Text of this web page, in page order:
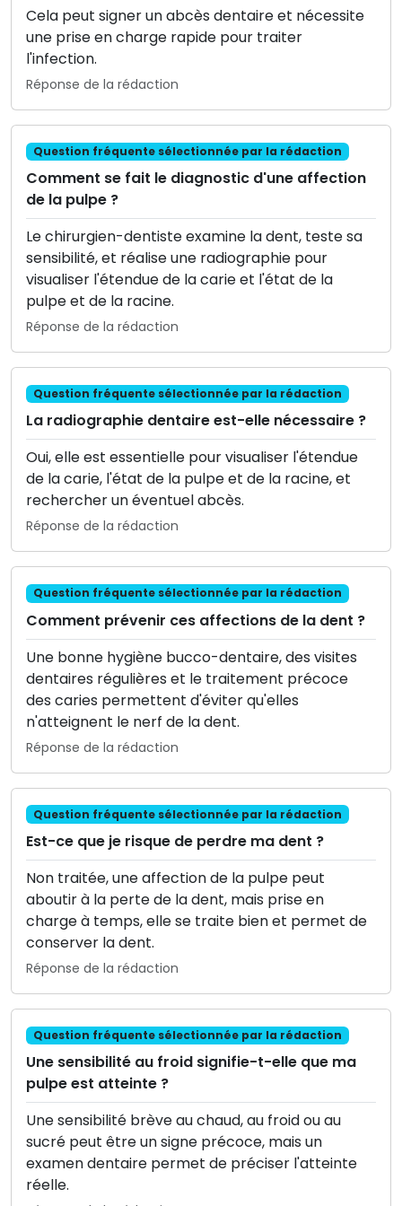
Cela peut signer un abcès dentaire et nécessite
une prise en charge rapide pour traiter
l'infection.
Réponse de la rédaction
Question fréquente sélectionnée par la rédaction
Comment se fait le diagnostic d'une affection
de la pulpe ?
Le chirurgien-dentiste examine la dent, teste sa
sensibilité, et réalise une radiographie pour
visualiser l'étendue de la carie et l'état de la
pulpe et de la racine.
Réponse de la rédaction
Question fréquente sélectionnée par la rédaction
La radiographie dentaire est-elle nécessaire ?
Oui, elle est essentielle pour visualiser l'étendue
de la carie, l'état de la pulpe et de la racine, et
rechercher un éventuel abcès.
Réponse de la rédaction
Question fréquente sélectionnée par la rédaction
Comment prévenir ces affections de la dent ?
Une bonne hygiène bucco-dentaire, des visites
dentaires régulières et le traitement précoce
des caries permettent d'éviter qu'elles
n'atteignent le nerf de la dent.
Réponse de la rédaction
Question fréquente sélectionnée par la rédaction
Est-ce que je risque de perdre ma dent ?
Non traitée, une affection de la pulpe peut
aboutir à la perte de la dent, mais prise en
charge à temps, elle se traite bien et permet de
conserver la dent.
Réponse de la rédaction
Question fréquente sélectionnée par la rédaction
Une sensibilité au froid signifie-t-elle que ma
pulpe est atteinte ?
Une sensibilité brève au chaud, au froid ou au
sucré peut être un signe précoce, mais un
examen dentaire permet de préciser l'atteinte
réelle.